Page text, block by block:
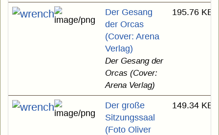
Der Gesang
der Orcas
(Cover: Arena
Verlag)
Der Gesang der
Orcas (Cover:
Arena Verlag)
195.76 KB
Der große
Sitzungssaal
(Foto Oliver
149.34 KB